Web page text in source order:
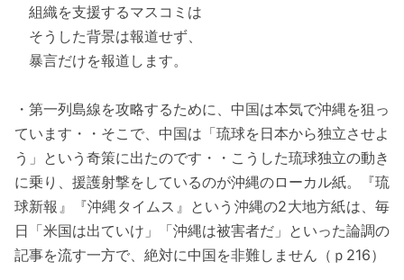
組織を支援するマスコミは
そうした背景は報道せず、
暴言だけを報道します。
・第一列島線を攻略するために、中国は本気で沖縄を狙っ
ています・・そこで、中国は「琉球を日本から独立させよ
う」という奇策に出たのです・・こうした琉球独立の動き
に乗り、援護射撃をしているのが沖縄のローカル紙。『琉
球新報』『沖縄タイムス』という沖縄の2大地方紙は、毎
日「米国は出ていけ」「沖縄は被害者だ」といった論調の
記事を流す一方で、絶対に中国を非難しません（ｐ216）